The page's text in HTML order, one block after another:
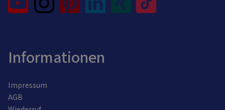
Informationen
Impressum
AGB